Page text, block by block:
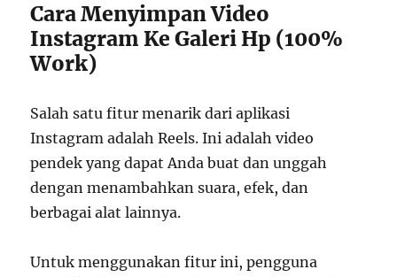
Cara Menyimpan Video
Instagram Ke Galeri Hp (100%
Work)
Salah satu fitur menarik dari aplikasi
Instagram adalah Reels. Ini adalah video
pendek yang dapat Anda buat dan unggah
dengan menambahkan suara, efek, dan
berbagai alat lainnya.
Untuk menggunakan fitur ini, pengguna